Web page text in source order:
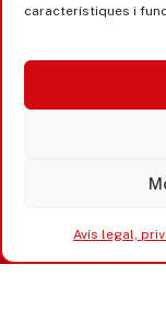
característiques i
Avís legal,Avís